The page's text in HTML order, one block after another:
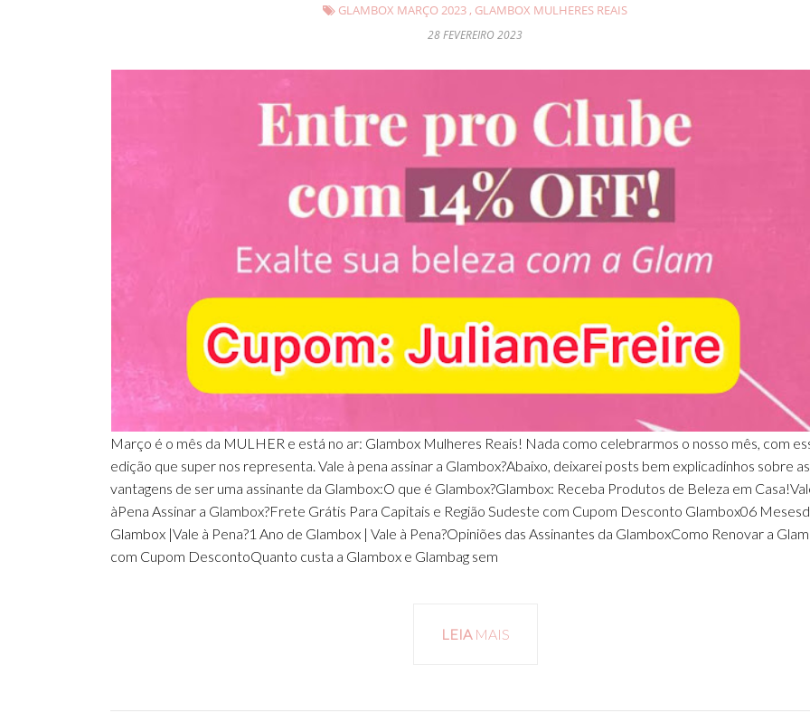
GLAMBOX MARÇO 2023 , GLAMBOX MULHERES REAIS
28 FEVEREIRO 2023
Março é o mês da MULHER e está no ar: Glambox Mulheres Reais! Nada como celebrarmos o nosso mês, com
edição que super nos representa. Vale à pena assinar a Glambox?Abaixo, deixarei posts bem explicadinhos sobre as
vantagens de ser uma assinante da Glambox:O que é Glambox?Glambox: Receba Produtos de Beleza em
àPena Assinar a Glambox?Frete Grátis Para Capitais e Região Sudeste com Cupom Desconto Glambox06
Glambox |Vale à Pena?1 Ano de Glambox | Vale à Pena?Opiniões das Assinantes da GlamboxComo Renovar a
com Cupom DescontoQuanto custa a Glambox e Glambag sem
LEIAMAIS